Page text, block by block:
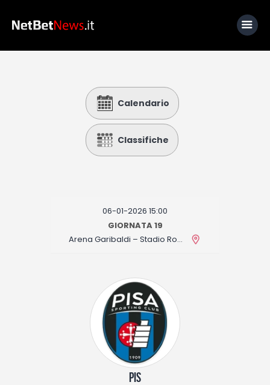
Calcio
Basket
Fantacalcio
I consigli di Giulia
Calendario
Classifiche
06-01-2026 15:00
GIORNATA 19
Arena Garibaldi – Stadio Romeo Anconetani
PIS